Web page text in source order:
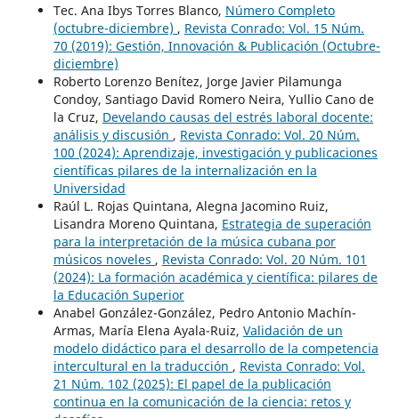
Tec. Ana Ibys Torres Blanco, Número Completo
(octubre-diciembre) , Revista Conrado: Vol. 15 Núm.
70 (2019): Gestión, Innovación & Publicación (Octubre-
diciembre)
Roberto Lorenzo Benítez, Jorge Javier Pilamunga
Condoy, Santiago David Romero Neira, Yullio Cano de
la Cruz, Develando causas del estrés laboral docente:
análisis y discusión , Revista Conrado: Vol. 20 Núm.
100 (2024): Aprendizaje, investigación y publicaciones
científicas pilares de la internalización en la
Universidad
Raúl L. Rojas Quintana, Alegna Jacomino Ruiz,
Lisandra Moreno Quintana, Estrategia de superación
para la interpretación de la música cubana por
músicos noveles , Revista Conrado: Vol. 20 Núm. 101
(2024): La formación académica y científica: pilares de
la Educación Superior
Anabel González-González, Pedro Antonio Machín-
Armas, María Elena Ayala-Ruiz, Validación de un
modelo didáctico para el desarrollo de la competencia
intercultural en la traducción , Revista Conrado: Vol.
21 Núm. 102 (2025): El papel de la publicación
continua en la comunicación de la ciencia: retos y